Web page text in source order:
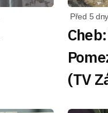
Před 5 dny
(TV